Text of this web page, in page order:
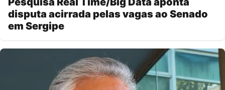
disputa acirrada pelas vagas ao Senado
em Sergipe